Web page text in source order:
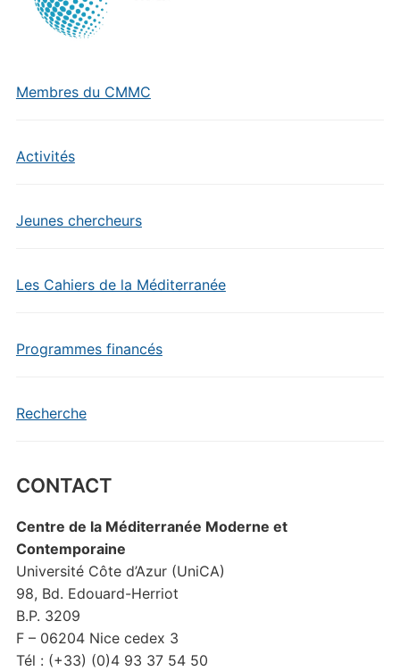
Membres du CMMC
Activités
Jeunes chercheurs
Les Cahiers de la Méditerranée
Programmes financés
Recherche
CONTACT
Centre de la Méditerranée Moderne et
Contemporaine
Université Côte d’Azur (UniCA)
98, Bd. Edouard-Herriot
B.P. 3209
F – 06204 Nice cedex 3
Tél : (+33) (0)4 93 37 54 50